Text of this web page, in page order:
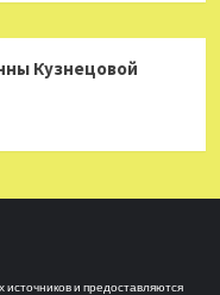
Кузнецовой
и предоставляются